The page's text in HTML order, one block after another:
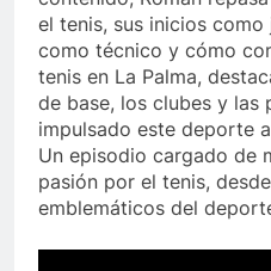
el tenis, sus inicios
como técnico y cómo
tenis en La Palma,
de base, los clubes y las
impulsado este deporte
Un episodio cargado de
pasión por el tenis,
emblemáticos del